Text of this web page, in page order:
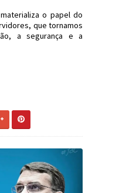
o papel do
que tornamos
a segurança e a